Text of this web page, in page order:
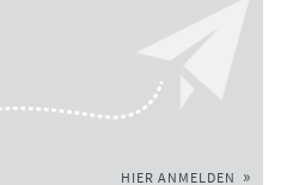
HIER ANMELDEN